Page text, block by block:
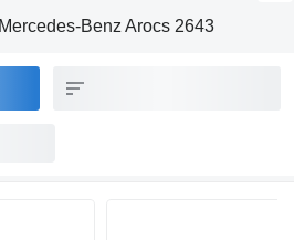
Benz Arocs 2643